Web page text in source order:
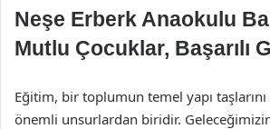
Neşe Erberk Anaokulu
Mutlu Çocuklar, Başarılı
Eğitim, bir toplumun temel yapı
önemli unsurlardan biridir.